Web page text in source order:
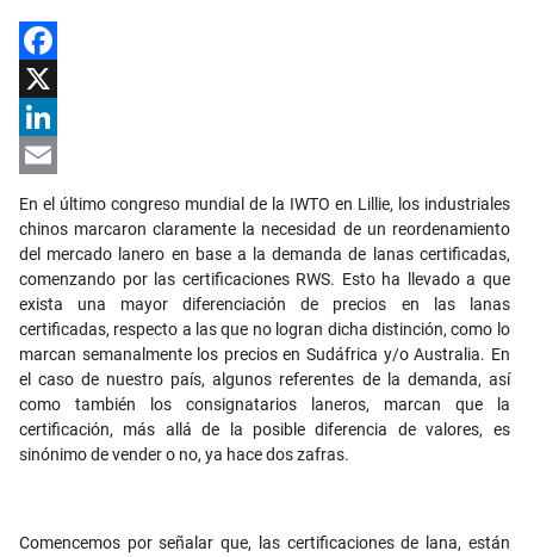
Facebook
X
LinkedIn
Email
En el último congreso mundial de la IWTO en Lillie, los industriales
chinos marcaron claramente la necesidad de un reordenamiento
del mercado lanero en base a la demanda de lanas certificadas,
comenzando por las certificaciones RWS. Esto ha llevado a que
exista una mayor diferenciación de precios en las lanas
certificadas, respecto a las que no logran dicha distinción, como lo
marcan semanalmente los precios en Sudáfrica y/o Australia. En
el caso de nuestro país, algunos referentes de la demanda, así
como también los consignatarios laneros, marcan que la
certificación, más allá de la posible diferencia de valores, es
sinónimo de vender o no, ya hace dos zafras.
Comencemos por señalar que, las certificaciones de lana, están